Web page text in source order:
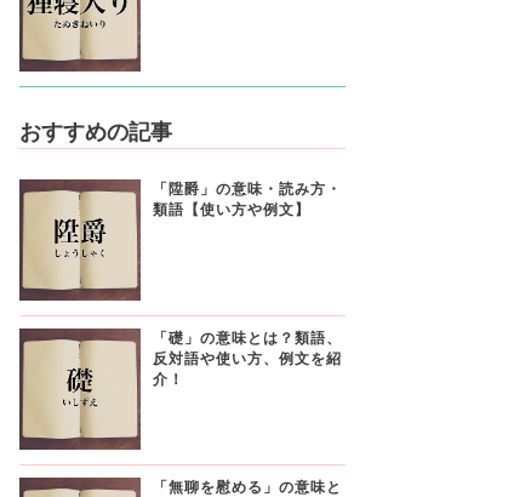
おすすめの記事
「陞爵」の意味・読み方・
類語【使い方や例文】
「礎」の意味とは？類語、
反対語や使い方、例文を紹
介！
「無聊を慰める」の意味と